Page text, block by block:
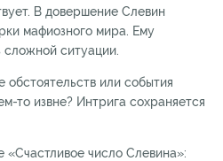
В довершение Слевин
мафиозного мира. Ему
сложной ситуации.
обстоятельств или события
то извне? Интрига сохраняется
число Слевина»: